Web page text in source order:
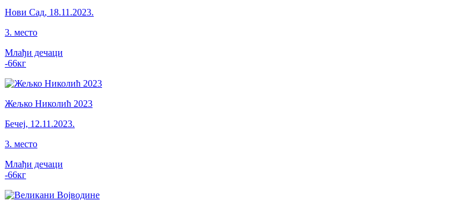
Нови Сад, 18.11.2023.
3. место
Млађи дечаци
-66кг
Жељко Николић 2023
Бечеј, 12.11.2023.
3. место
Млађи дечаци
-66кг